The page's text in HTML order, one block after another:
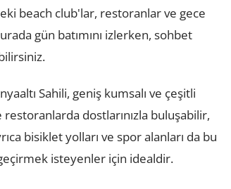
beach club'lar, restoranlar ve gece
gün batımını izlerken, sohbet
Sahili, geniş kumsalı ve çeşitli
dostlarınızla buluşabilir,
bisiklet yolları ve spor alanları da bu
isteyenler için idealdir.